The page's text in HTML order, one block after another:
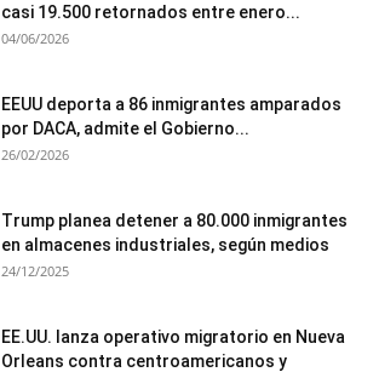
casi 19.500 retornados entre enero...
04/06/2026
EEUU deporta a 86 inmigrantes amparados
por DACA, admite el Gobierno...
26/02/2026
Trump planea detener a 80.000 inmigrantes
en almacenes industriales, según medios
24/12/2025
EE.UU. lanza operativo migratorio en Nueva
Orleans contra centroamericanos y